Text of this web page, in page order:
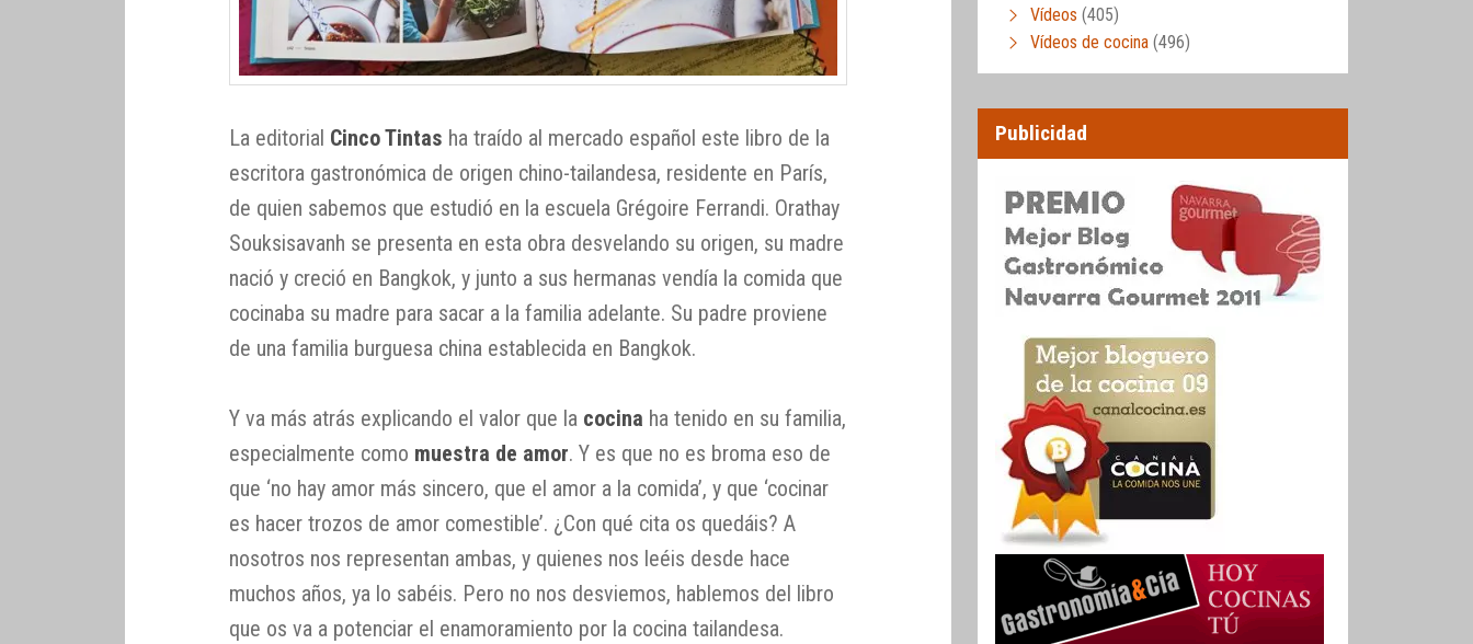
La editorial Cinco Tintas ha traído al mercado español este libro de la
escritora gastronómica de origen chino-tailandesa, residente en París,
de quien sabemos que estudió en la escuela Grégoire Ferrandi. Orathay
Souksisavanh se presenta en esta obra desvelando su origen, su madre
nació y creció en Bangkok, y junto a sus hermanas vendía la comida que
cocinaba su madre para sacar a la familia adelante. Su padre proviene
de una familia burguesa china establecida en Bangkok.
Y va más atrás explicando el valor que la cocina ha tenido en su familia,
especialmente como muestra de amor. Y es que no es broma eso de
que ‘no hay amor más sincero, que el amor a la comida’, y que ‘cocinar
es hacer trozos de amor comestible’. ¿Con qué cita os quedáis? A
nosotros nos representan ambas, y quienes nos leéis desde hace
muchos años, ya lo sabéis. Pero no nos desviemos, hablemos del libro
que os va a potenciar el enamoramiento por la cocina tailandesa.
Vídeos (405)
Vídeos de cocina (496)
Publicidad